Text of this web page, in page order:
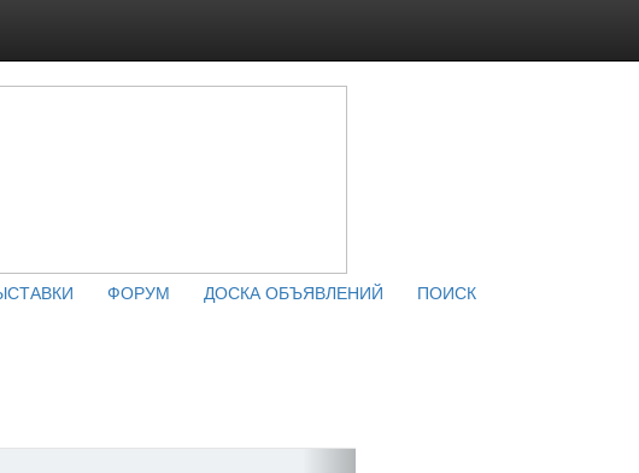
ФОРУМ ДОСКА ОБЪЯВЛЕНИЙ
ПОИСК